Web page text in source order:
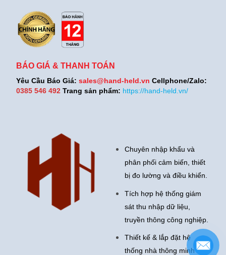
BÁO GIÁ & THANH TOÁN
Yêu Cầu Báo Giá: sales@hand-held.vn Cellphone/Zalo:
0385 546 492Trang sản phẩm: https://hand-held.vn/
Chuyên nhập khẩu và
phân phối cảm biến, thiết
bị đo lường và điều khiển.
Tích hợp hệ thống giám
sát thu nhập dữ liệu,
truyền thông công nghiệp.
Thiết kế & lắp đặt hệ
thống nhà thông minh